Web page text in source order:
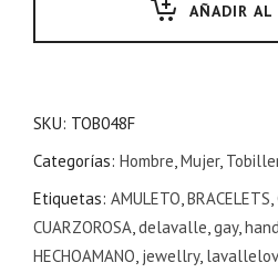
AÑADIR AL
SKU: TOB048F
Categorías: Hombre,Mujer,
Etiquetas: AMULETO,BRACELETS,
CUARZOROSA,delavalle,gay,
HECHOAMANO, jewellry,